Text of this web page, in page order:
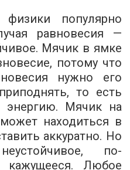
популярно
равновесия —
Мячик в ямке
потому что
нужно его
то есть
энергию. Мячик на
находиться в
аккуратно. Но
по-
Любое